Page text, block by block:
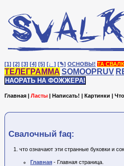
[1] [2] [3] [4] [5] [♩] [✎] ОСНОВЫ! ТА
ТЕЛЕГРАММА SOMOOPRUV
НАОРАТЬ НА ФОЖЖЕРА!
Главная | Ласты | Написать! | Картинки |
Cвалочный faq:
что означают эти странные буковки и
Главная - Главная страница.